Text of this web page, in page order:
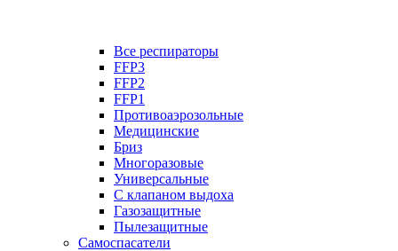
Все респираторы
FFP3
FFP2
FFP1
Противоаэрозольные
Медицинские
Бриз
Многоразовые
Универсальные
С клапаном выдоха
Газозащитные
Пылезащитные
Самоспасатели